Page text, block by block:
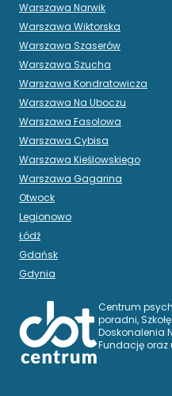
Centrum
poradni,
Doskonalenia
Fundację oraz
Warszawa Narwik
Warszawa Wiktorska
Warszawa Szaserów
Warszawa Szucha
Warszawa Kondratowicza
Warszawa Na Uboczu
Warszawa Fasolowa
Warszawa Cybisa
Warszawa Kieślowskiego
Warszawa Gagarina
Otwock
Legionowo
Łódź
Gdańsk
Gdynia